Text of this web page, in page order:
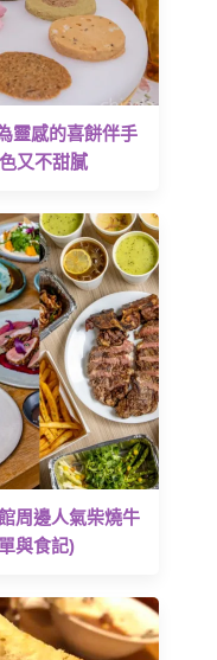
靈感的喜餅伴手
又不甜膩
周邊人氣柴燒牛
與食記)